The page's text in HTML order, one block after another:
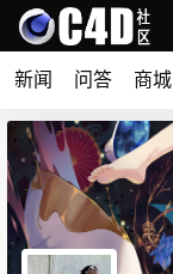
新闻 问答 商城